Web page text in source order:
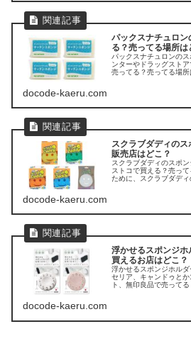
パックスナチュロン
る？売ってる場所は
パックスナチュロンの
ンターやドラッグスト
売ってる？売ってる場所
docode-kaeru.com
スクラブダディの
販売店はどこ？
スクラブダディのスポ
ストコで買える？売っ
ために、スクラブダデ
docode-kaeru.com
浮かせるスポンジホ
買えるお店はどこ？
浮かせるスポンジホル
セリア、キャンドゥと
ト、無印良品で売って
docode-kaeru.com